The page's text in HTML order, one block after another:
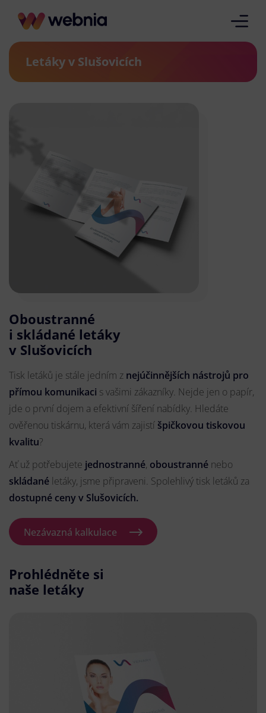
Letáky v Slušovicích
Oboustranné
i skládané letáky
v Slušovicích
Tisk letáků je stále jedním z nejúčinnějších nástrojů pro
přímou komunikaci s vašimi zákazníky. Nejde jen o papír,
jde o první dojem a efektivní šíření nabídky. Hledáte
ověřenou tiskárnu, která vám zajistí špičkovou tiskovou
kvalitu?
Ať už potřebujete jednostranné, oboustranné nebo
skládané letáky, jsme připraveni. Spolehlivý tisk letáků za
dostupné ceny v Slušovicích.
Nezávazná kalkulace
Prohlédněte si
naše letáky